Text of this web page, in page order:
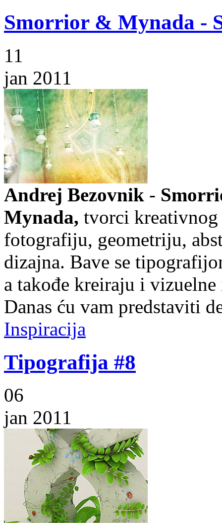
Smorrior & Mynada -
11
jan 2011
Andrej Bezovnik -
Mynada, tvorci
fotografiju, geometriju,
dizajna. Bave se
a takođe kreiraju i
Danas ću vam predstaviti
Inspiracija
Tipografija #8
06
jan 2011